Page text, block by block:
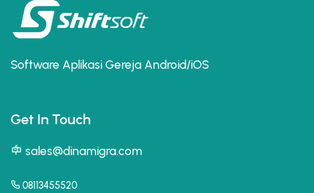
Software Aplikasi Gereja Android/iOS
Get In Touch
sales@dinamigra.com
08113455520